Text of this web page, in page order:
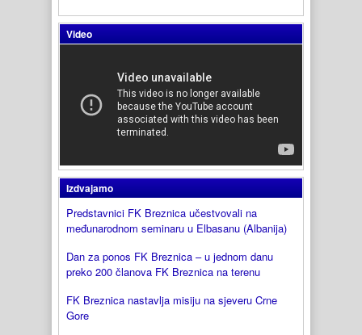
Video
Izdvajamo
Predstavnici FK Breznica učestvovali na
međunarodnom seminaru u Elbasanu (Albanija)
Dan za ponos FK Breznica – u jednom danu
preko 200 članova FK Breznica na terenu
FK Breznica nastavlja misiju na sjeveru Crne
Gore